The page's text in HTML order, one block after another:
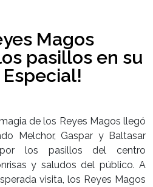
Magos
pasillos en su
de los Reyes Magos llegó
Melchor, Gaspar y Baltasar
por los pasillos del centro
y saludos del público. A
visita, los Reyes Magos